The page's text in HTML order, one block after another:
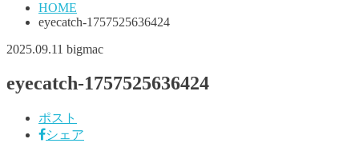
HOME
eyecatch-1757525636424
2025.09.11 bigmac
eyecatch-1757525636424
ポスト
シェア